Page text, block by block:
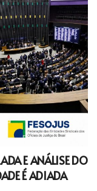
E ANÁLISE DO
É ADIADA